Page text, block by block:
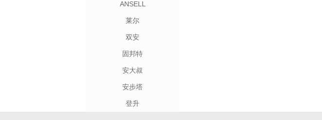
ANSELL
莱尔
双安
固邦特
安大叔
安步塔
登升